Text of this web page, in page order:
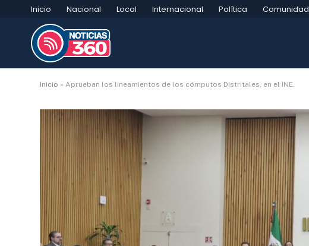
Inicio Nacional Local Internacional Política Comunidad
Inicio » Aprueban los lineamientos de los cómputos Distritales, en el INE.